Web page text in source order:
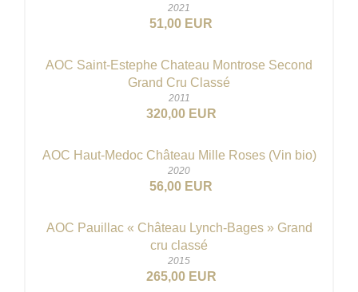
2021
51,00 EUR
AOC Saint-Estephe Chateau Montrose Second
Grand Cru Classé
2011
320,00 EUR
AOC Haut-Medoc Château Mille Roses (Vin bio)
2020
56,00 EUR
AOC Pauillac « Château Lynch-Bages » Grand
cru classé
2015
265,00 EUR